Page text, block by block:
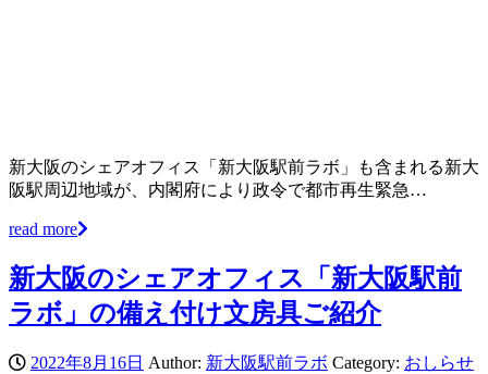
新大阪のシェアオフィス「新大阪駅前ラボ」も含まれる新大
阪駅周辺地域が、内閣府により政令で都市再生緊急…
read more
新大阪のシェアオフィス「新大阪駅前
ラボ」の備え付け文房具ご紹介
2022年8月16日 Author: 新大阪駅前ラボ Category: おしらせ